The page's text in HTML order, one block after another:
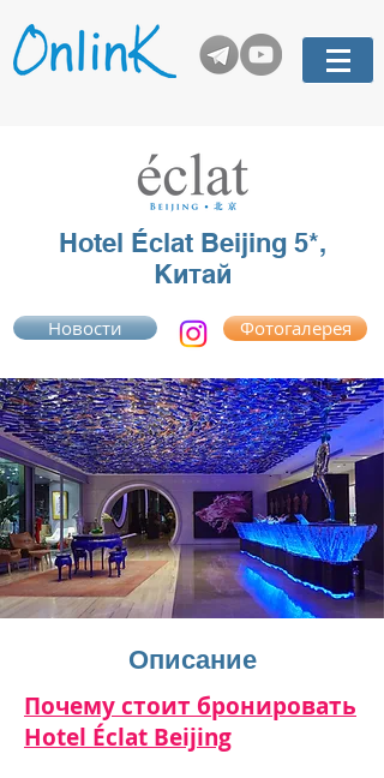
Hotel Éclat Beijing 5*,
Китай
Новости Фотогалерея
Описание
Почему стоит бронировать
Hotel Éclat Beijing